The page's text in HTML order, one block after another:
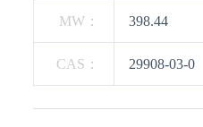
MW： 398.44
CAS： 29908-03-0